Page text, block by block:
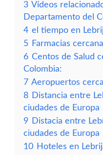
3 Vídeos
Departamento del
4 el tiempo en
5 Farmacias
6 Centos de Salud
Colombia:
7 Aeropuertos
8 Distancia entre
ciudades de Europa
9 Distacia entre
ciudades de Europa
10 Hoteles en